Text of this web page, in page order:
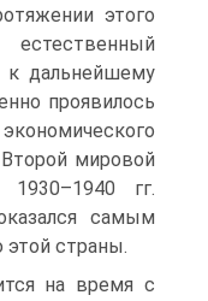
этого
к дальнейшему
проявилось
Второй мировой
гг.
самым
страны.
на время с